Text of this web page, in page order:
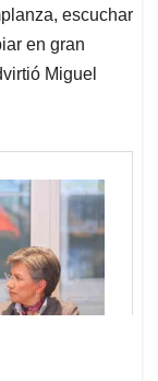
escuchar
en gran
Miguel